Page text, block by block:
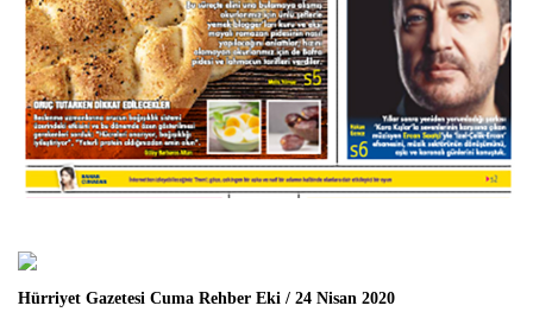
Hürriyet Gazetesi Cuma Rehber Eki / 24 Nisan 2020